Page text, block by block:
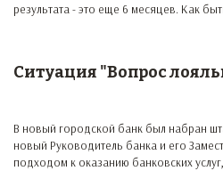
результата - это еще 6 месяцев. Как
Ситуация "Вопрос
В новый городской банк был набран
новый Руководитель банка и его
подходом к оказанию банковских